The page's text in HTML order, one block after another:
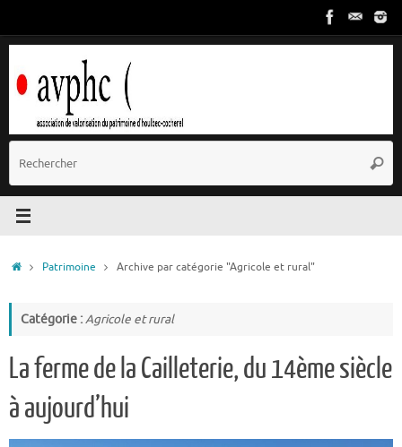
contenu
:
AccueilPatrimoine Archive par catégorie "Agricole et rural"
Catégorie :Agricole et rural
La ferme de la Cailleterie, du 14ème siècle
à aujourd’hui